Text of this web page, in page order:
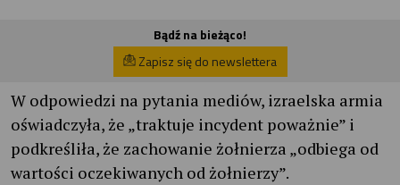
Bądź na bieżąco!
Zapisz się do newslettera
W odpowiedzi na pytania mediów, izraelska armia
oświadczyła, że „traktuje incydent poważnie” i
podkreśliła, że zachowanie żołnierza „odbiega od
wartości oczekiwanych od żołnierzy”.